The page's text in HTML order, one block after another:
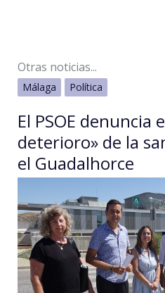
Otras noticias...
Málaga Política
El PSOE denuncia
deterioro» de la
el Guadalhorce